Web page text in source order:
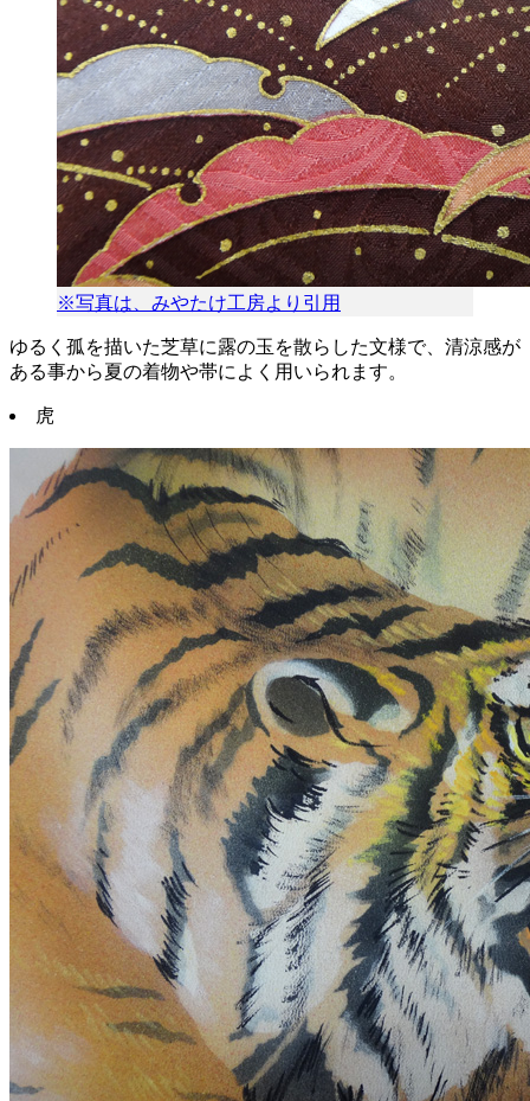
※写真は、みやたけ工房より引用
ゆるく孤を描いた芝草に露の玉を散らした文様で、清涼感が
ある事から夏の着物や帯によく用いられます。
虎